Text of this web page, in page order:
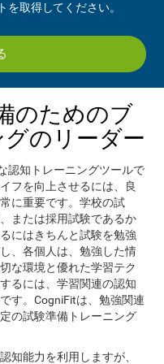
取得してください。
のためのブ
のリーダー
認知トレーニングツールで
フを向上させるには、良
に重要です。学校の試
または採用試験であるか
にはきちんと試験を勉強
、各個人は、勉強した情
な環境と優れた学習テク
るには、学習関連の認知
す。CogniFitは、勉強関連
の試験準備トレーニング
知能力を利用しますが、